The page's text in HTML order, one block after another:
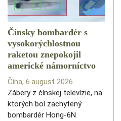
Čínsky bombardér s
vysokorýchlostnou
raketou znepokojil
americké námorníctvo
Čína, 6.august 2026
Zábery z čínskej televízie, na
ktorých bol zachytený
bombardér Hong-6N